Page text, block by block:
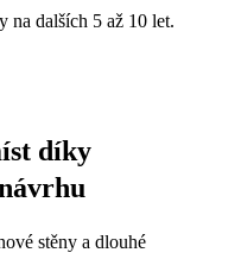
na dalších 5 až 10 let.
díky
stěny a dlouhé